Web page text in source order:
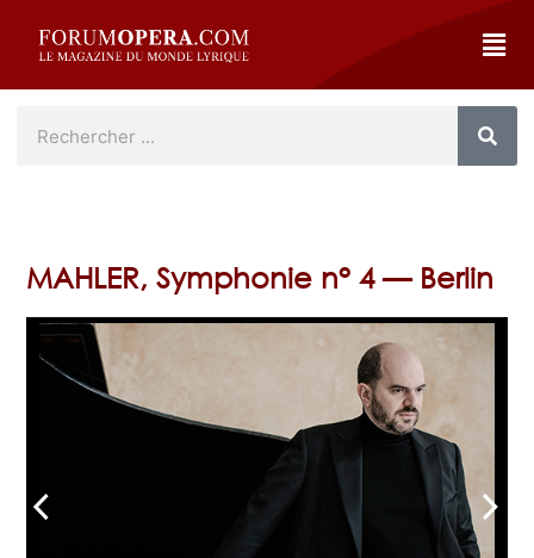
MAHLER, Symphonie n° 4 — Berlin
arrow_back_ios arrow_forward_ios